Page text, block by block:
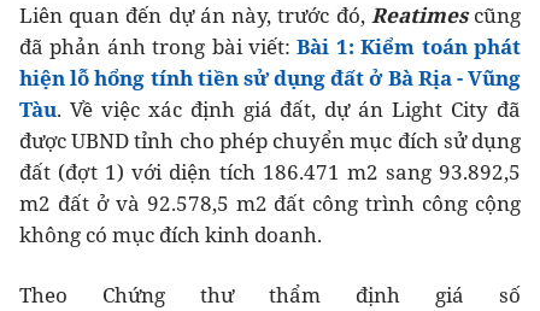
Liên quan đến dự án này, trước đó, Reatimescũng
đã phản ánh trong bài viết:Bài 1: Kiểm toán phát
hiện lỗ hổng tính tiền sử dụng đất ở Bà Rịa - Vũng
Tàu. Về việc xác định giá đất, dự án Light City đã
được UBND tỉnh cho phép chuyển mục đích sử dụng
đất (đợt 1) với diện tích 186.471 m2 sang 93.892,5
m2 đất ở và 92.578,5 m2 đất công trình công cộng
không có mục đích kinh doanh.
Theo Chứng thư thẩm định giá số